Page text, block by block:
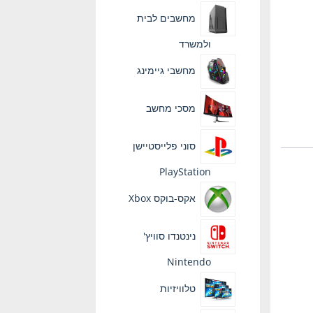
מחשבים לבית
ולמשרד
מחשבי גיימינג
מסכי מחשב
סוני פלייסטיישן
PlayStation
אקס-בוקס Xbox
נינטנדו סוויץ'
Nintendo
טלוויזיות